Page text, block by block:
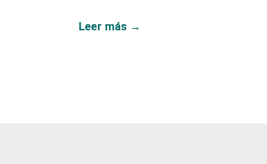
lista de libros y recursos que te
Leer más →